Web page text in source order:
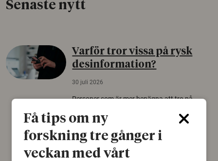
Senaste nytt
Varför tror vissa på rysk
desinformation?
30 juli 2026
Personer som är mer benägna att tro på
för rysk desinformation. Det visar en studie
från Försvarshögskolan med deltagare i fyra
europeiska länder.
Få tips om ny
forskning tre gånger i
veckan med vårt